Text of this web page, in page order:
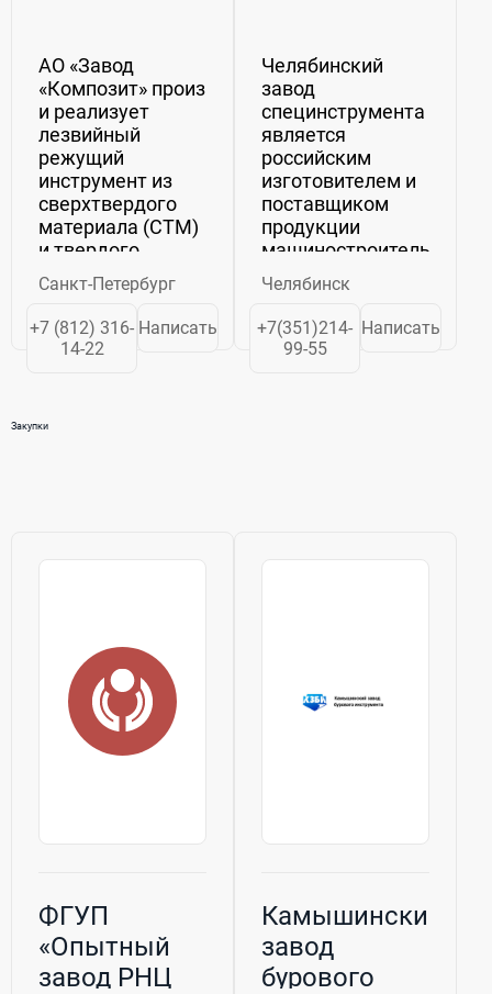
АО «Завод
«Композит» производит
и реализует
лезвийный
режущий
инструмент из
сверхтвердого
материала (СТМ)
и твердого
сплава, а также
изделия из
металлических
порошков. Завод
серийной
Санкт-Петербург
+7 (812) 316-
14-22
Написать
Челябинский
завод
специнструмента
является
российским
изготовителем и
поставщиком
продукции
машиностроительного
назначения. На
предприятии
изготавливается
нестандартный
Челябинск
+7(351)214-
99-55
Написать
Закупки
ФГУП
«Опытный
завод РНЦ
Камышинский
завод
бурового